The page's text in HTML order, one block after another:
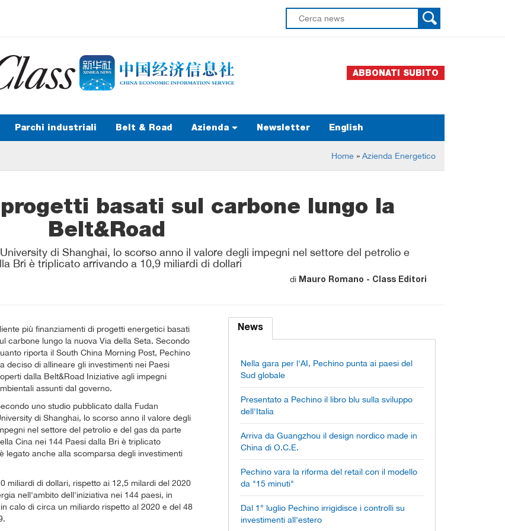
ABBONATI SUBITO
Parchi industriali Belt & Road Azienda Newsletter English
Home » Azienda Energetico
basati sul carbone lungo la
Belt&Road
di Shanghai, lo scorso anno il valore degli impegni nel settore del petrolio e
Bri è triplicato arrivando a 10,9 miliardi di dollari
di Mauro Romano - Class Editori
più finanziamenti di progetti energetici basati
carbone lungo la nuova Via della Seta. Secondo
riporta il South China Morning Post, Pechino
deciso di allineare gli investimenti nei Paesi
dalla Belt&Road Iniziative agli impegni
assunti dal governo.
uno studio pubblicato dalla Fudan
di Shanghai, lo scorso anno il valore degli
nel settore del petrolio e del gas da parte
Cina nei 144 Paesi dalla Bri è triplicato
legato anche alla scomparsa degli investimenti
miliardi di dollari, rispetto ai 12,5 milardi del 2020
nell'ambito dell'iniziativa nei 144 paesi, in
calo di circa un miliardo rispetto al 2020 e del 48
News
Nella gara per l'AI, Pechino punta ai paesi del
Sud globale
Presentato a Pechino il libro blu sulla sviluppo
dell'Italia
Arriva da Guangzhou il design nordico made in
China di O.C.E.
Pechino vara la riforma del retail con il modello
da "15 minuti"
Dal 1° luglio Pechino irrigidisce i controlli su
investimenti all'estero